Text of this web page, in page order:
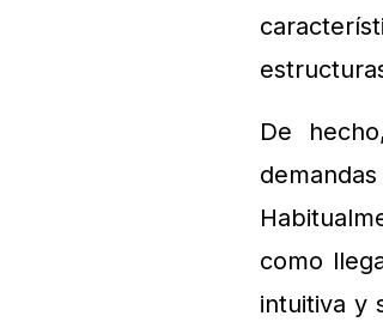
De
como
intuitiva y